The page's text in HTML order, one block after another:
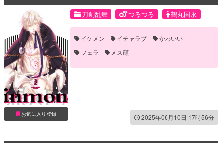
お気に入り登録
刀剣乱舞 つるつる 鶴丸国永
イケメン イチャラブ
かわいい
フェラ
メス顔
2025年06月10日 17時56分